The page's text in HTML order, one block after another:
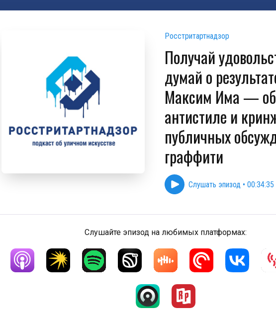
Росстритартнадзор
Получай
думай о
Максим Има — об
антистиле и
публичных
граффити
Слушать эпизод • 00:34:35
Слушайте эпизод на любимых платформах: